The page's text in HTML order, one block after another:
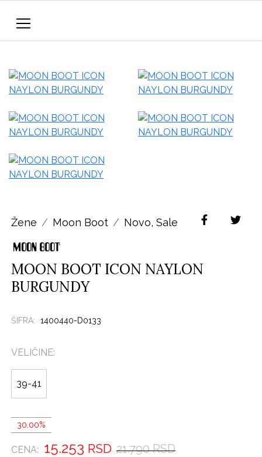
Žene Moon Boot Novo, Sale
MOON BOOT ICON NAYLON
BURGUNDY
ŠIFRA: 1400440-D0133
VELIČINE:
39-41
30.00%
CENA: 15.253 RSD 21.790 RSD